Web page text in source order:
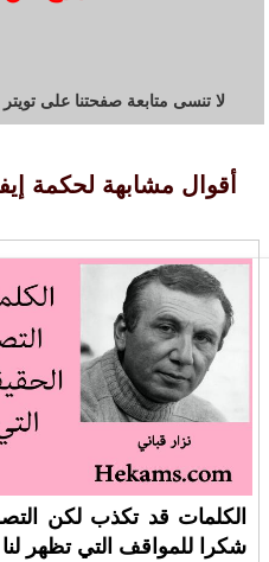
لا تنسى متابعة صفحتنا على تويتر
أقوال مشابهة لحكمة
الكلمات قد تكذب لكن
شكرا للمواقف التي تظهر